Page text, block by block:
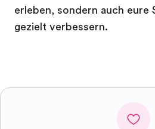
erleben, sondern auch eure
gezielt verbessern.